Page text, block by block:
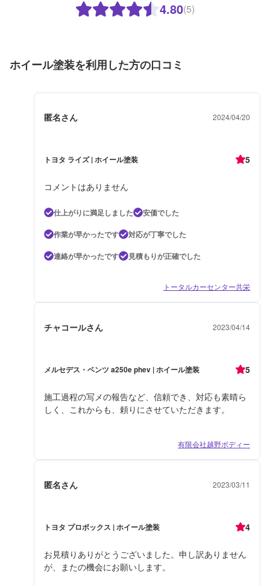
4.80(5)
ホイール塗装を利用した方の口コミ
匿名さん 2024/04/20
トヨタ ライズ | ホイール塗装 5
コメントはありません
仕上がりに満足しました
安価でした
作業が早かったです
対応が丁寧でした
連絡が早かったです
見積もりが正確でした
トータルカーセンター共栄
チャコールさん 2023/04/14
メルセデス・ベンツ a250e phev | ホイール塗装 5
施工過程の写メの報告など、信頼でき、対応も素晴ら
しく、これからも、頼りにさせていただきます。
有限会社越野ボディー
匿名さん 2023/03/11
トヨタ プロボックス | ホイール塗装 4
お見積りありがとうございました。申し訳ありません
が、またの機会にお願いします。